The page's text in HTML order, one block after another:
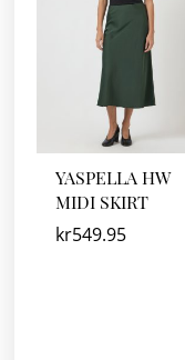
YASPELLA HW
MIDI SKIRT
kr549.95